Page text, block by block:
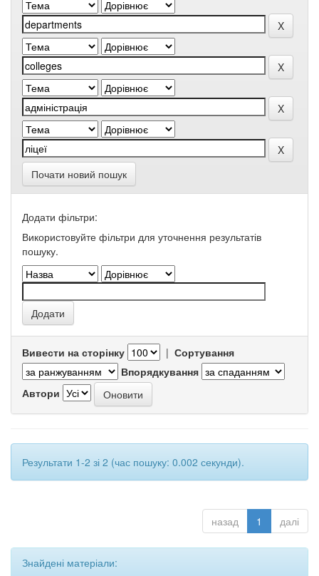
Почати новий пошук
Додати фільтри:
Використовуйте фільтри для уточнення результатів
пошуку.
Вивести на сторінку | Сортування
Впорядкування
Автори
Результати 1-2 зі 2 (час пошуку: 0.002 секунди).
назад 1 далі
Знайдені матеріали: